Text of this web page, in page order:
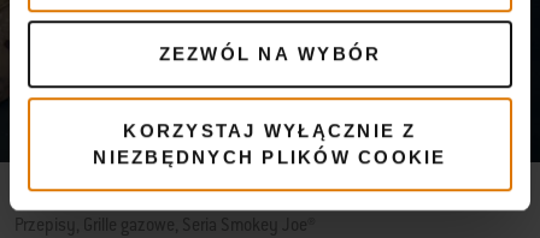
ZEZWÓL NA WYBÓR
KORZYSTAJ WYŁĄCZNIE Z
NIEZBĘDNYCH PLIKÓW COOKIE
PRZEPIS WEBER – PANCAKE
Przepisy, Grille gazowe, Seria Smokey Joe®